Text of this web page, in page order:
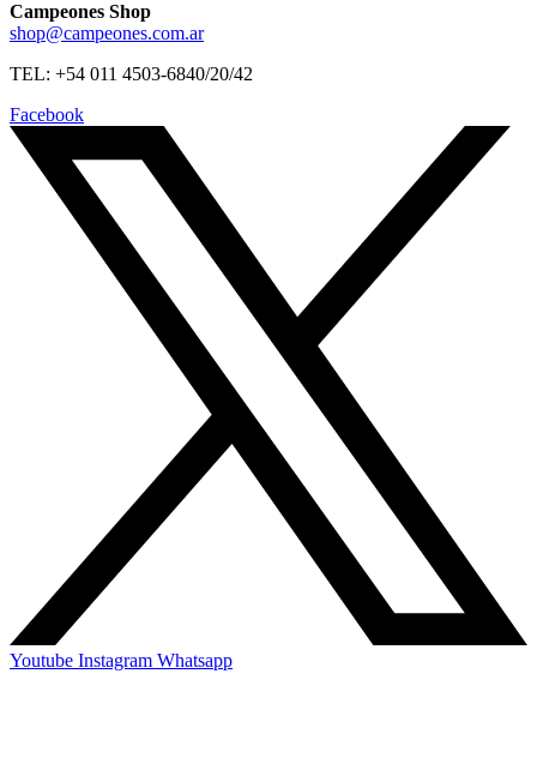
Campeones Shop
shop@campeones.com.ar
TEL: +54 011 4503-6840/20/42
Facebook
Youtube Instagram Whatsapp